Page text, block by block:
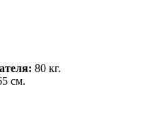
80 кг.
см.